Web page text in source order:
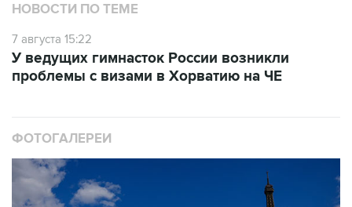
НОВОСТИ ПО ТЕМЕ
7 августа 15:22
У ведущих гимнасток России возникли
проблемы с визами в Хорватию на ЧЕ
ФОТОГАЛЕРЕИ